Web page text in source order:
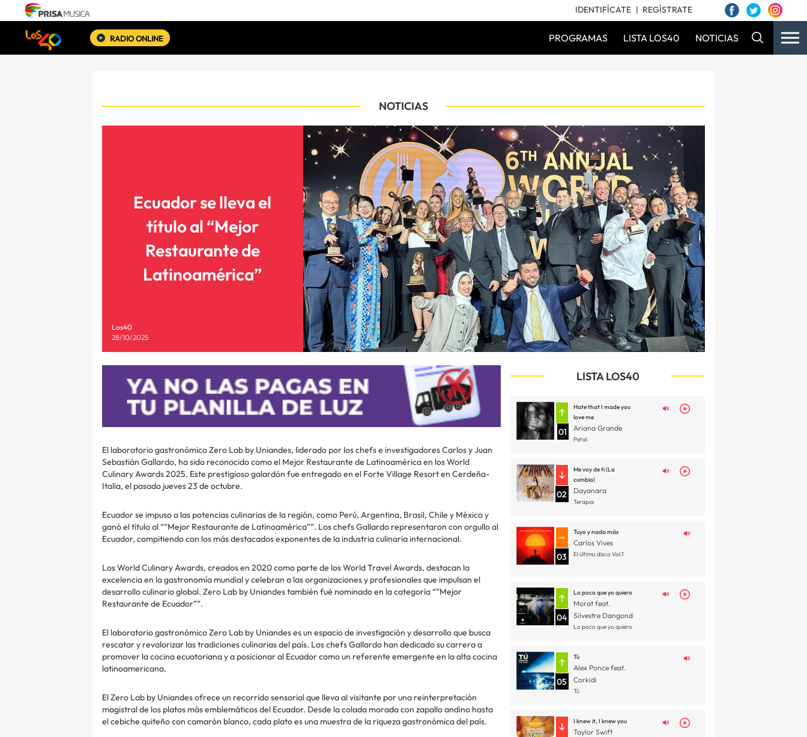
IDENTIFÍCATE REGÍSTRATE
RADIO ONLINE PROGRAMAS LISTA LOS40 NOTICIAS
NOTICIAS
Ecuador se lleva el
título al “Mejor
Restaurante de
Latinoamérica”
Los40
28/10/2025
El laboratorio gastronómico Zero Lab by Uniandes, liderado por los chefs e investigadores Carlos y Juan
Sebastián Gallardo, ha sido reconocido como el Mejor Restaurante de Latinoamérica en los World
Culinary Awards 2025. Este prestigioso galardón fue entregado en el Forte Village Resort en Cerdeña-
Italia, el pasado jueves 23 de octubre.
Ecuador se impuso a las potencias culinarias de la región, como Perú, Argentina, Brasil, Chile y México y
ganó el título al “”Mejor Restaurante de Latinoamérica””. Los chefs Gallardo representaron con orgullo al
Ecuador, compitiendo con los más destacados exponentes de la industria culinaria internacional.
Los World Culinary Awards, creados en 2020 como parte de los World Travel Awards, destacan la
excelencia en la gastronomía mundial y celebran a las organizaciones y profesionales que impulsan el
desarrollo culinario global. Zero Lab by Uniandes también fué nominado en la categoría “”Mejor
Restaurante de Ecuador””.
El laboratorio gastronómico Zero Lab by Uniandes es un espacio de investigación y desarrollo que busca
rescatar y revalorizar las tradiciones culinarias del país. Los chefs Gallardo han dedicado su carrera a
promover la cocina ecuatoriana y a posicionar al Ecuador como un referente emergente en la alta cocina
latinoamericana.
El Zero Lab by Uniandes ofrece un recorrido sensorial que lleva al visitante por una reinterpretación
magistral de los platos más emblemáticos del Ecuador. Desde la colada morada con zapallo andino hasta
el cebiche quiteño con camarón blanco, cada plato es una muestra de la riqueza gastronómica del país.
LISTA LOS40
01
Hate that I made you
love me
Ariana Grande
Petal
02
Me voy de ti (La
cumbia)
Dayanara
Terapia
03
Tuyo y nada más
Carlos Vives
El último disco Vol.1
04
Lo poco que yo quiero
Morat feat.
Silvestre Dangond
Lo poco que yo quiero
05
Tú
Alex Ponce feat.
Corkidi
Tú
I knew it, I knew you
Taylor Swift